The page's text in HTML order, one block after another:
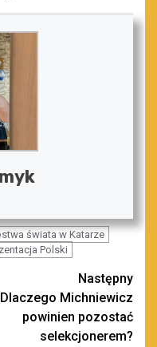
świata w Katarze
Polski
Następny
Dlaczego Michniewicz
powinien pozostać
selekcjonerem?